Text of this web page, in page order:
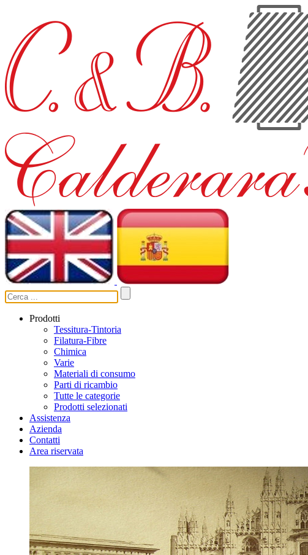
Prodotti
Tessitura-Tintoria
Filatura-Fibre
Chimica
Varie
Materiali di consumo
Parti di ricambio
Tutte le categorie
Prodotti selezionati
Assistenza
Azienda
Contatti
Area riservata